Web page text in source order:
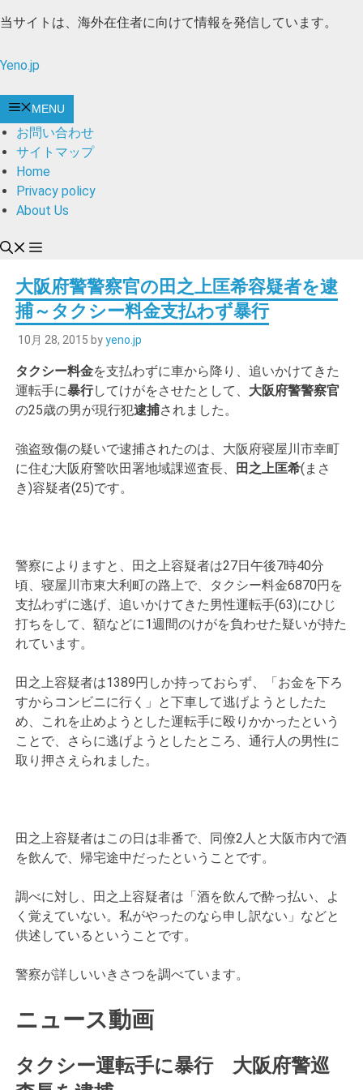
コ
テ
ツ
ス
キ
ッ
プ
当サイトは、海外在住者に向けて情報を発信しています。
Yeno.jp
MENU
お問い合わせ
サイトマップ
Home
Privacy policy
About Us
大阪府警警察官の田之上匡希容疑者を逮
捕～タクシー料金支払わず暴行
10月 28, 2015 byyeno.jp
タクシー料金を支払わずに車から降り、追いかけてきた
運転手に暴行してけがをさせたとして、 大阪府警警察官
の25歳の男が現行犯逮捕されました。
強盗致傷の疑いで逮捕されたのは、大阪府寝屋川市幸町
に住む大阪府警吹田署地域課巡査長、
田之上匡希(まさ
き)容疑者(25)です。
警察によりますと、田之上容疑者は27日午後7時40分
頃、寝屋川市東大利町の路上で、タクシー料金6870円を
支払わずに逃げ、追いかけてきた男性運転手(63)にひじ
打ちをして、額などに1週間のけがを負わせた疑いが持た
れています。
田之上容疑者は1389円しか持っておらず、「お金を下ろ
すからコンビニに行く」と下車して逃げようとしたた
め、これを止めようとした運転手に殴りかかったという
ことで、さらに逃げようとしたところ、通行人の男性に
取り押さえられました。
田之上容疑者はこの日は非番で、同僚2人と大阪市内で酒
を飲んで、帰宅途中だったということです。
調べに対し、田之上容疑者は「酒を飲んで酔っ払い、よ
く覚えていない。私がやったのなら申し訳ない」などと
供述しているということです。
警察が詳しいいきさつを調べています。
ニュース動画
タクシー運転手に暴行 大阪府警巡